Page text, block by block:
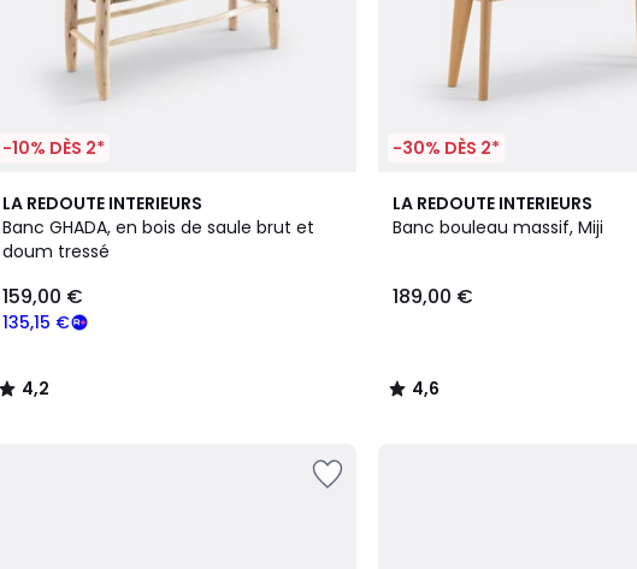
-10% DÈS 2*
LA REDOUTE INTERIEURS
Banc GHADA, en bois de saule brut et
doum tressé
135,15 €
159,00 €
4,2
/ 5
4,2
/
-30% DÈS 2*
LA REDOUTE INTERIEURS
Banc bouleau massif, Miji
189,00 €
4,6
/ 5
4,6
/